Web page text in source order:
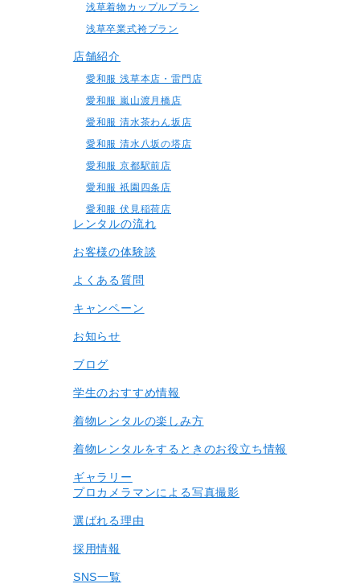
浅草着物カップルプラン
浅草卒業式袴プラン
店舗紹介
愛和服 浅草本店・雷門店
愛和服 嵐山渡月橋店
愛和服 清水茶わん坂店
愛和服 清水八坂の塔店
愛和服 京都駅前店
愛和服 祇園四条店
愛和服 伏見稲荷店
レンタルの流れ
お客様の体験談
よくある質問
キャンペーン
お知らせ
ブログ
学生のおすすめ情報
着物レンタルの楽しみ⽅
着物レンタルをするときのお役立ち情報
ギャラリー
プロカメラマンによる写真撮影
選ばれる理由
採用情報
SNS一覧